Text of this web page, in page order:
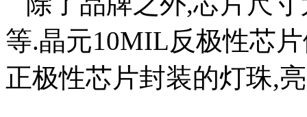
等.晶元10MIL反极性芯
正极性芯片封装的灯珠,